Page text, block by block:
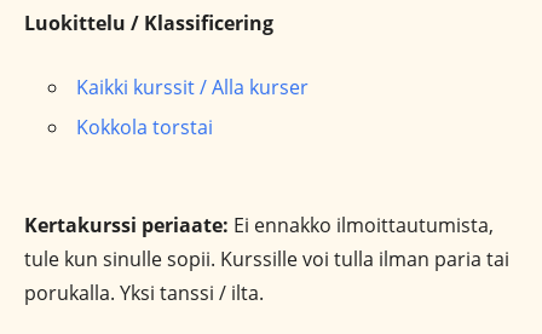
Luokittelu / Klassificering
Kaikki kurssit / Alla kurser
Kokkola torstai
Kertakurssi periaate: Ei ennakko ilmoittautumista,
tule kun sinulle sopii. Kurssille voi tulla ilman paria tai
porukalla. Yksi tanssi / ilta.